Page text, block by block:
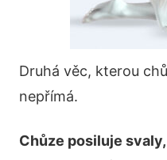
Druhá věc, kterou
nepřímá.
Chůze posiluje